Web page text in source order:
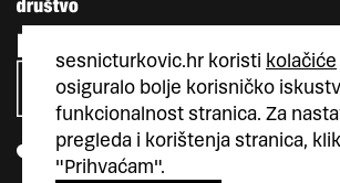
sesnicturkovic.hr koristi kolačiće
osiguralo bolje korisničko
funkcionalnost stranica. Za
pregleda i korištenja stranica,
"Prihvaćam".